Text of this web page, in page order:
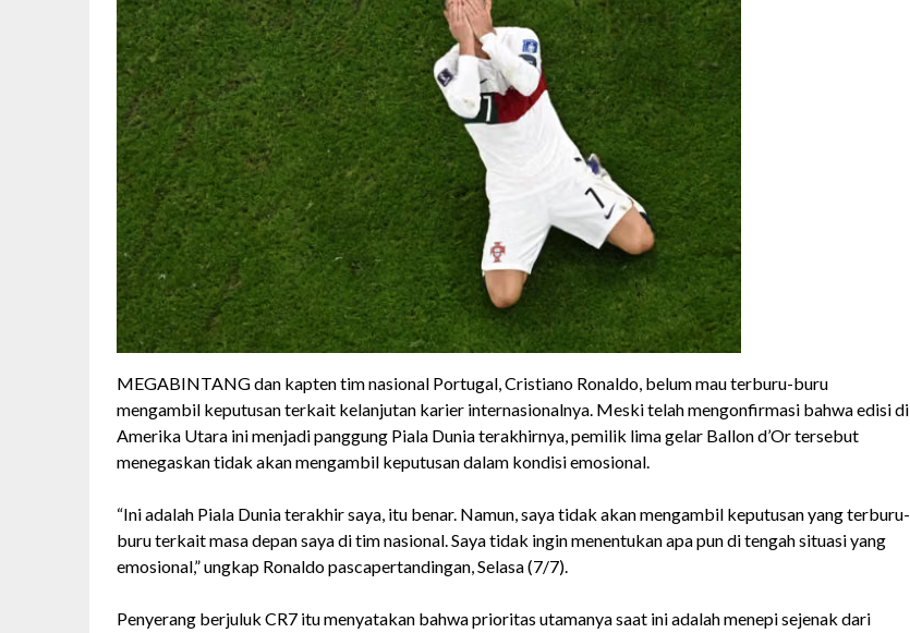
MEGABINTANG dan kapten tim nasional Portugal, Cristiano Ronaldo, belum mau terburu-buru
mengambil keputusan terkait kelanjutan karier internasionalnya. Meski telah mengonfirmasi bahwa edisi di
Amerika Utara ini menjadi panggung Piala Dunia terakhirnya, pemilik lima gelar Ballon d’Or tersebut
menegaskan tidak akan mengambil keputusan dalam kondisi emosional.
“Ini adalah Piala Dunia terakhir saya, itu benar. Namun, saya tidak akan mengambil keputusan yang terburu-
buru terkait masa depan saya di tim nasional. Saya tidak ingin menentukan apa pun di tengah situasi yang
emosional,” ungkap Ronaldo pascapertandingan, Selasa (7/7).
Penyerang berjuluk CR7 itu menyatakan bahwa prioritas utamanya saat ini adalah menepi sejenak dari